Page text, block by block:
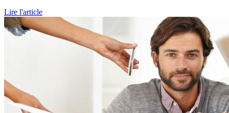
Lire l'article